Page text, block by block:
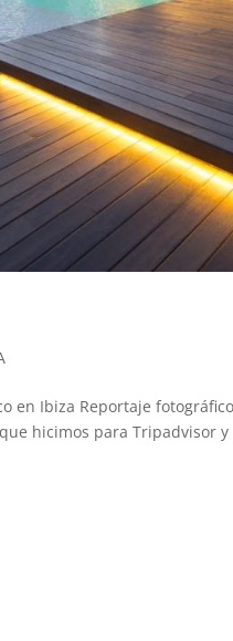
en Ibiza Reportaje
hicimos para Tripadvisor